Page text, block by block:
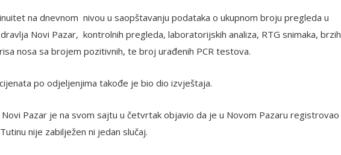
na dnevnom nivou u saopštavanju podataka o ukupnom broju pregleda u
Novi Pazar, kontrolnih pregleda, laboratorijskih analiza, RTG snimaka, brzih
nosa sa brojem pozitivnih, te broj urađenih PCR testova.
po odjeljenjima takođe je bio dio izvještaja.
Pazar je na svom sajtu u četvrtak objavio da je u Novom Pazaru registrovao
nije zabilježen ni jedan slučaj.